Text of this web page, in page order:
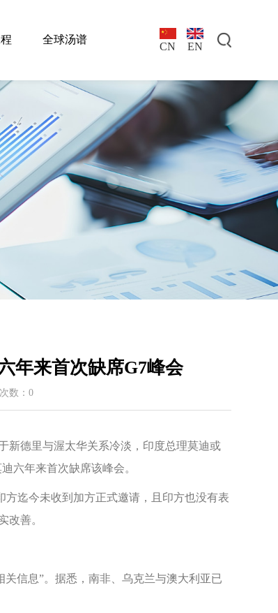
全球汤谱
CN EN
年来首次缺席G7峰会
数： 0
新德里与渥太华关系冷淡，印度总理莫迪或
六年来首次缺席该峰会。
方迄今未收到加方正式邀请，且印方也没有表
改善。
关信息”。据悉，南非、乌克兰与澳大利亚已